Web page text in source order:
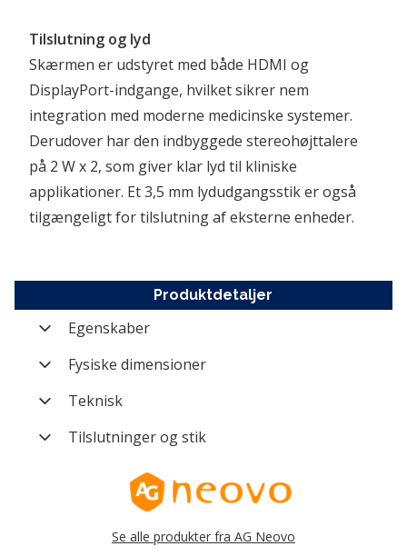
Tilslutning og lyd
Skærmen er udstyret med både HDMI og
DisplayPort-indgange, hvilket sikrer nem
integration med moderne medicinske systemer.
Derudover har den indbyggede stereohøjttalere
på 2 W x 2, som giver klar lyd til kliniske
applikationer. Et 3,5 mm lydudgangsstik er også
tilgængeligt for tilslutning af eksterne enheder.
Produktdetaljer
Egenskaber
Varenummer
Farve
Mærke
Producent nummer
ME2410B1E0000
Vægt (brutto)
Fysiske dimensioner
CurvedTeknisk
Opløsning
~ 75 Hz klasse
Respons tid
Tilslutninger og stik
Tilslutningstype
Tilslutningstype
DisplayPort (Hun)
Se alle produkter fra AG Neovo